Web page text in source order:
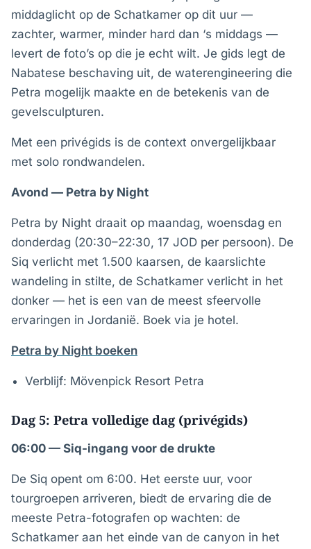
middaglicht op de Schatkamer op dit uur —
zachter, warmer, minder hard dan ‘s middags —
levert de foto’s op die je echt wilt. Je gids legt de
Nabatese beschaving uit, de waterengineering die
Petra mogelijk maakte en de betekenis van de
gevelsculpturen.
Met een privégids is de context onvergelijkbaar
met solo rondwandelen.
Avond — Petra by Night
Petra by Night draait op maandag, woensdag en
donderdag (20:30–22:30, 17 JOD per persoon). De
Siq verlicht met 1.500 kaarsen, de kaarslichte
wandeling in stilte, de Schatkamer verlicht in het
donker — het is een van de meest sfeervolle
ervaringen in Jordanië. Boek via je hotel.
Petra by Night boeken
Verblijf: Mövenpick Resort Petra
Dag 5: Petra volledige dag (privégids)
06:00 — Siq-ingang voor de drukte
De Siq opent om 6:00. Het eerste uur, voor
tourgroepen arriveren, biedt de ervaring die de
meeste Petra-fotografen op wachten: de
Schatkamer aan het einde van de canyon in het